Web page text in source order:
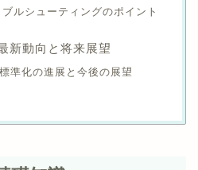
ルシューティングのポイント
新動向と将来展望
準化の進展と今後の展望